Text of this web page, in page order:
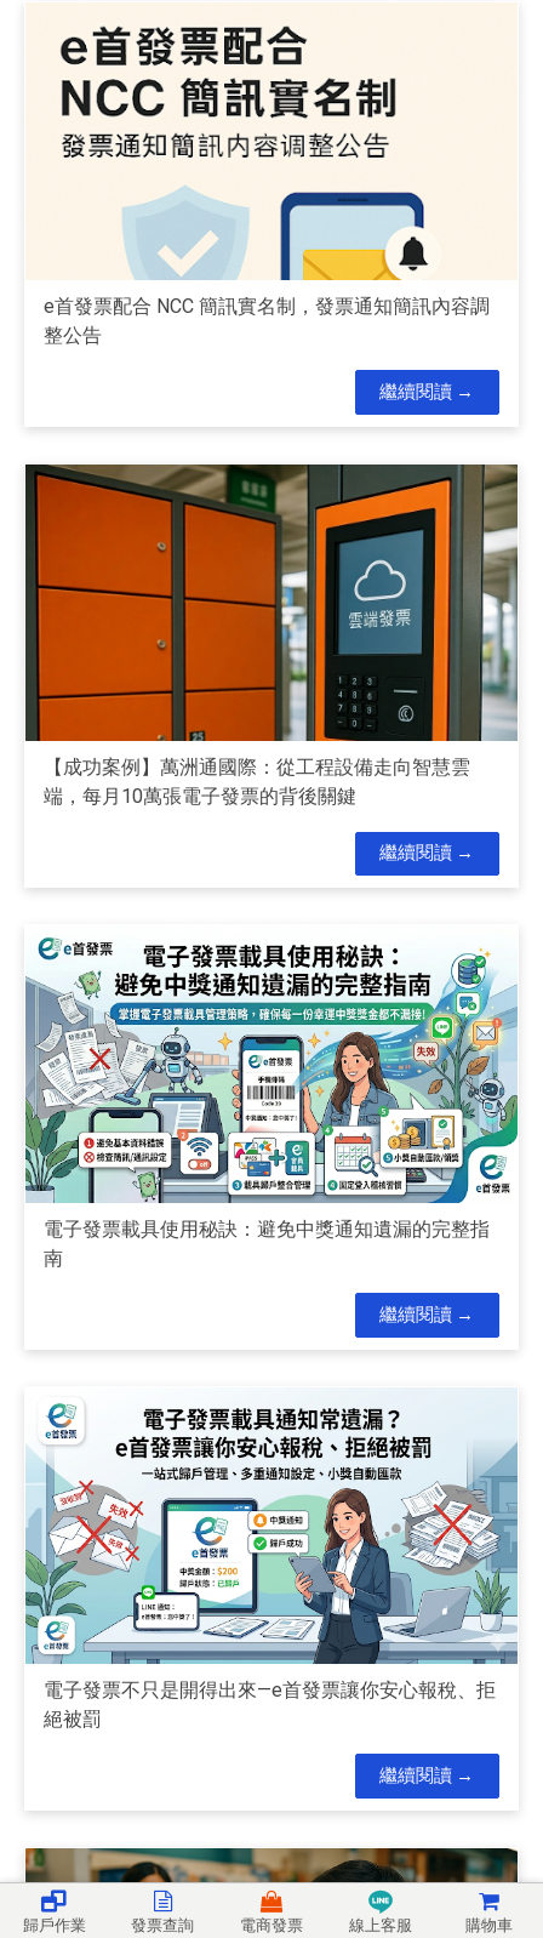
歸戶作業 發票查詢 電商發票 線上客服 購物車
e首發票配合 NCC 簡訊實名制，發票通知簡訊內容調
整公告
繼續閱讀
【成功案例】萬洲通國際：從工程設備走向智慧雲
端，每月10萬張電子發票的背後關鍵
繼續閱讀
電子發票載具使用秘訣：避免中獎通知遺漏的完整指
南
繼續閱讀
電子發票不只是開得出來—e首發票讓你安心報稅、拒
絕被罰
繼續閱讀